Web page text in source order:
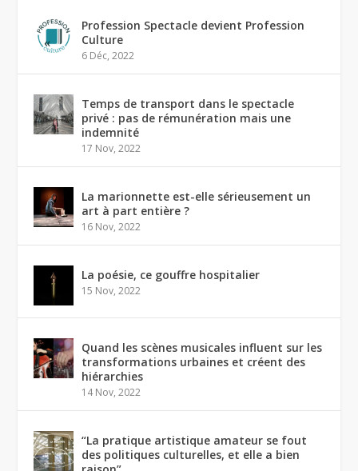
Profession Spectacle devient Profession
Culture
6 Déc, 2022
Temps de transport dans le spectacle
privé : pas de rémunération mais une
indemnité
17 Nov, 2022
La marionnette est-elle sérieusement un
art à part entière ?
16 Nov, 2022
La poésie, ce gouffre hospitalier
15 Nov, 2022
Quand les scènes musicales influent sur les
transformations urbaines et créent des
hiérarchies
14 Nov, 2022
“La pratique artistique amateur se fout
des politiques culturelles, et elle a bien